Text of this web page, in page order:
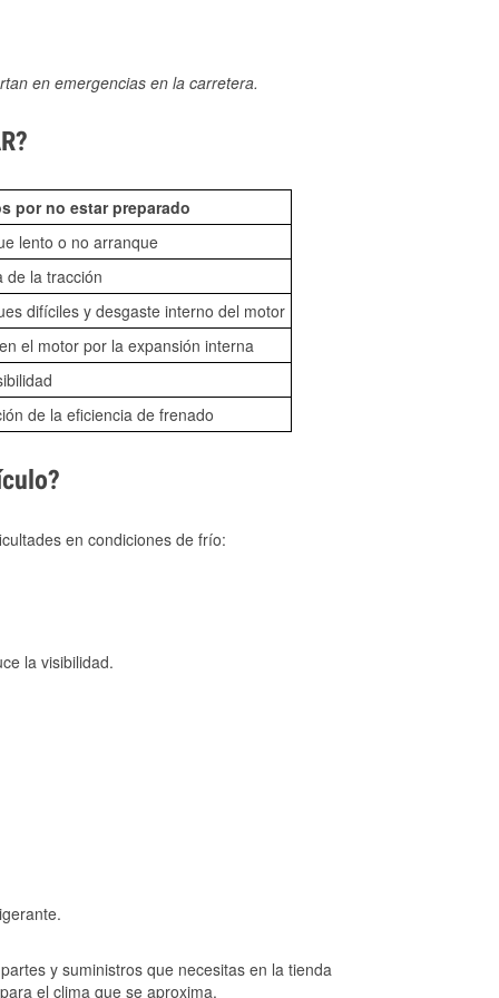
en emergencias en la carretera.
por no estar preparado
lento o no arranque
de la tracción
difíciles y desgaste interno del motor
el motor por la expansión interna
de la eficiencia de frenado
en condiciones de frío:
la visibilidad.
y suministros que necesitas en la tienda
el clima que se aproxima.